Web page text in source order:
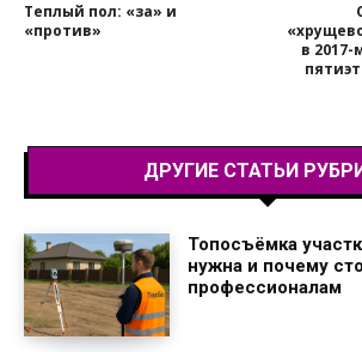
Теплый пол: «за» и
«против»
в 2017-
ДРУГИЕ СТАТЬИ
Топосъёмка
нужна и почему
профессионалам